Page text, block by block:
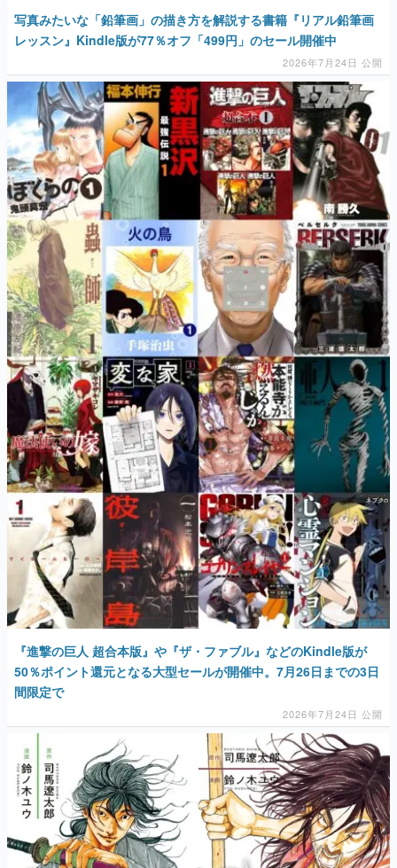
写真みたいな「鉛筆画」の描き方を解説する書籍『リアル鉛筆画
レッスン』Kindle版が77％オフ「499円」のセール開催中
2026年7月24日 公開
『進撃の巨人 超合本版』や『ザ・ファブル』などのKindle版が
50％ポイント還元となる大型セールが開催中。7月26日までの3日
間限定で
2026年7月24日 公開